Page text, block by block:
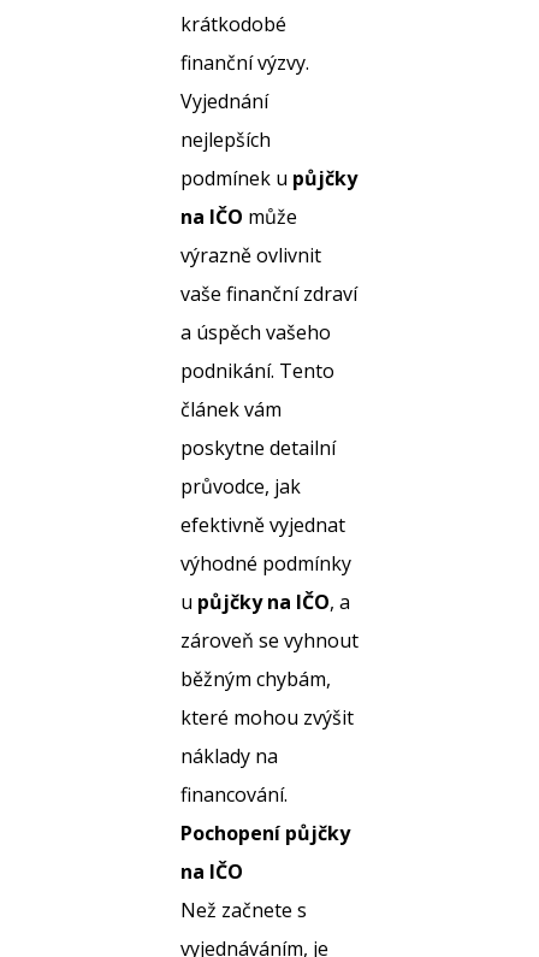
krátkodobé
finanční výzvy.
Vyjednání
nejlepších
podmínek u půjčky
na IČO může
výrazně ovlivnit
vaše finanční zdraví
a úspěch vašeho
podnikání. Tento
článek vám
poskytne detailní
průvodce, jak
efektivně vyjednat
výhodné podmínky
u půjčky na IČO, a
zároveň se vyhnout
běžným chybám,
které mohou zvýšit
náklady na
financování.
Pochopení půjčky
na IČO
Než začnete s
vyjednáváním, je